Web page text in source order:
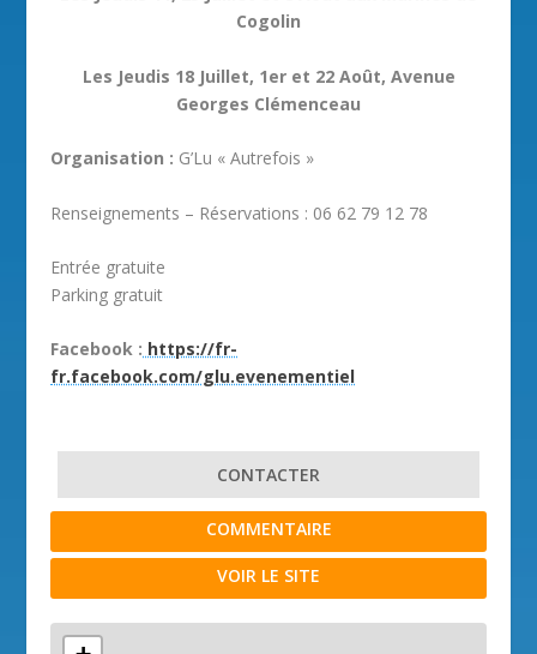
Cogolin
Les Jeudis 18 Juillet, 1er et 22 Août, Avenue
Georges Clémenceau
Organisation : G’Lu « Autrefois »
Renseignements – Réservations : 06 62 79 12 78
Entrée gratuite
Parking gratuit
Facebook : https://fr-
fr.facebook.com/glu.evenementiel
CONTACTER
COMMENTAIRE
VOIR LE SITE